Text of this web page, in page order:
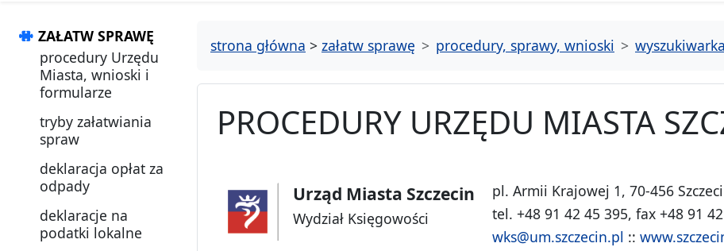
ZAŁATW SPRAWĘ
procedury Urzędu
Miasta, wnioski i
formularze
tryby załatwiania
spraw
deklaracja opłat za
odpady
deklaracje na
podatki lokalne
strona główna > załatw sprawę procedury, sprawy, wnioski
PROCEDURY URZĘDU MIASTA
Urząd Miasta Szczecin
Wydział Księgowości
pl. Armii Krajowej 1, 70-456
tel. +48 91 42 45 395, fax +48 91
wks@um.szczecin.pl ::